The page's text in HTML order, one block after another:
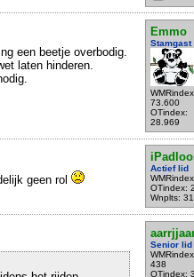
Emmo
Stamgast
73.600
OTindex:
28.969
een beetje overbodig.
laten hinderen.
Actief lid
OTindex:
Wnplts:
geen rol
Senior lid
438
OTindex: